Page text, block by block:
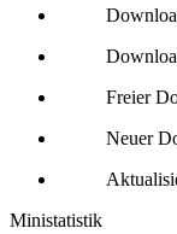
Freier
Neuer
Ministatistik